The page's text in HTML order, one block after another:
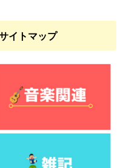
イトマップ